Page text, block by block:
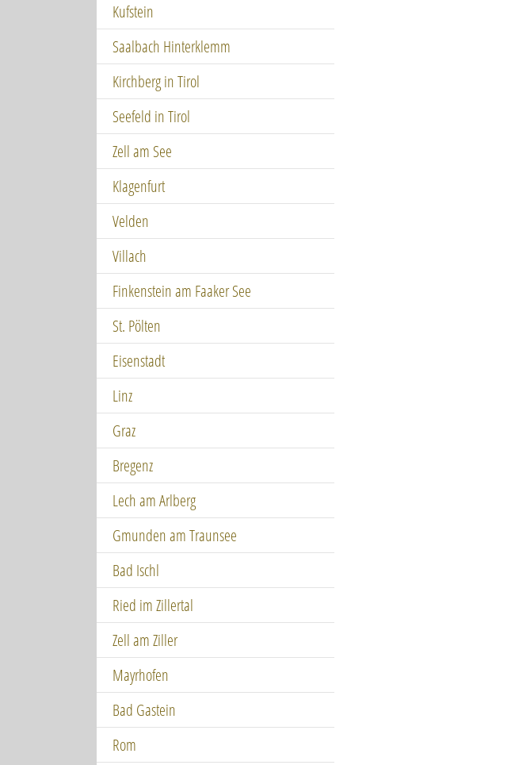
Kufstein
Saalbach Hinterklemm
Kirchberg in Tirol
Seefeld in Tirol
Zell am See
Klagenfurt
Velden
Villach
Finkenstein am Faaker See
St. Pölten
Eisenstadt
Linz
Graz
Bregenz
Lech am Arlberg
Gmunden am Traunsee
Bad Ischl
Ried im Zillertal
Zell am Ziller
Mayrhofen
Bad Gastein
Rom